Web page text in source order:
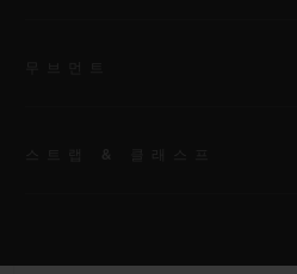
스트랩